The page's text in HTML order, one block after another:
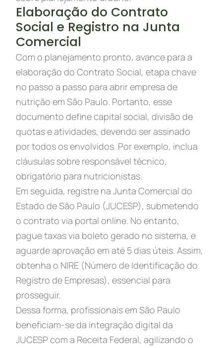
Elaboração do Contrato
Social e Registro na Junta
Comercial
Com o planejamento pronto, avance para a
elaboração do Contrato Social, etapa chave
no passo a passo para abrir empresa de
nutrição em São Paulo. Portanto, esse
documento define capital social, divisão de
quotas e atividades, devendo ser assinado
por todos os envolvidos. Por exemplo, inclua
cláusulas sobre responsável técnico,
obrigatório para nutricionistas.
Em seguida, registre na Junta Comercial do
Estado de São Paulo (JUCESP), submetendo
o contrato via portal online. No entanto,
pague taxas via boleto gerado no sistema, e
aguarde aprovação em até 5 dias úteis. Assim,
obtenha o NIRE (Número de Identificação do
Registro de Empresas), essencial para
prosseguir.
Dessa forma, profissionais em São Paulo
beneficiam-se da integração digital da
JUCESP com a Receita Federal, agilizando o